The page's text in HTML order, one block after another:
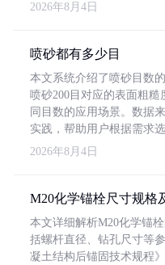
2026年8月4日
喷砂都有多少目
本文系统介绍了喷砂目数
喷砂200目对应的表面粗糙
同目数的应用场景。数据
实践，帮助用户根据需求
2026年8月4日
M20化学锚栓尺寸规格
本文详细解析M20化学锚
括螺杆直径、钻孔尺寸等
凝土结构后锚固技术规程